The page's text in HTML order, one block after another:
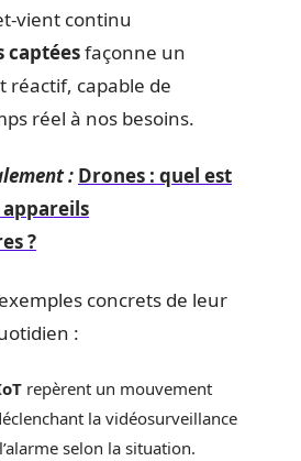
vient continu
façonne un
capable de
réel à nos besoins.
: Drones : quel est
?
concrets de leur
:
repèrent un mouvement
la vidéosurveillance
selon la situation.